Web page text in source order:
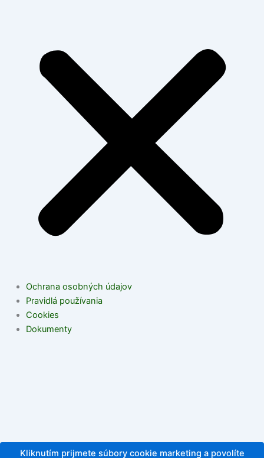
Ochrana osobných údajov
Pravidlá používania
Cookies
Dokumenty
Kliknutím prijmete súbory cookie marketing a povolíte